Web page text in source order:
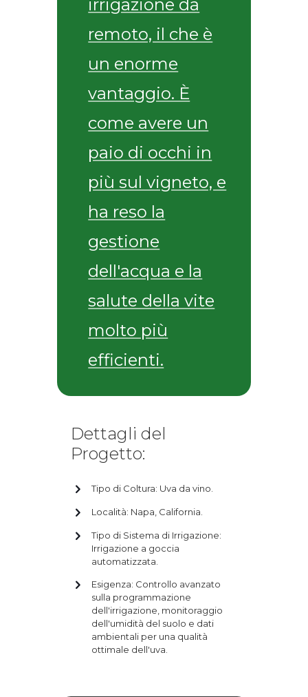
irrigazione da
remoto, il che è
un enorme
vantaggio. È
come avere un
paio di occhi in
più sul vigneto, e
ha reso la
gestione
dell'acqua e la
salute della vite
molto più
efficienti.
Dettagli del
Progetto:
Tipo di Coltura: Uva da vino.
Località: Napa, California.
Tipo di Sistema di Irrigazione:
Irrigazione a goccia
automatizzata.
Esigenza: Controllo avanzato
sulla programmazione
dell'irrigazione, monitoraggio
dell'umidità del suolo e dati
ambientali per una qualità
ottimale dell'uva.